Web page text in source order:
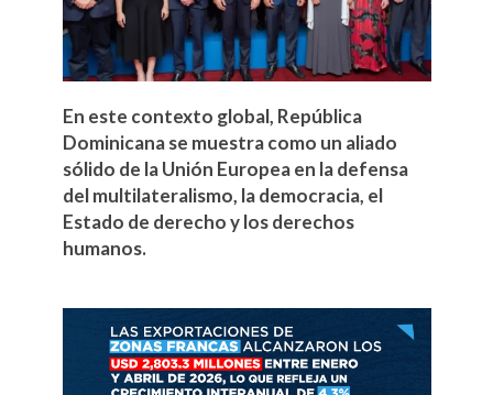
En este contexto global, República
Dominicana se muestra como un aliado
sólido de la Unión Europea en la defensa
del multilateralismo, la democracia, el
Estado de derecho y los derechos
humanos.